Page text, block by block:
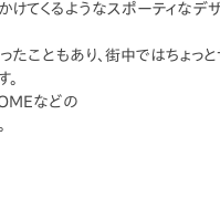
けてくるようなスポーティなデ
たこともあり、街中ではちょ
などの